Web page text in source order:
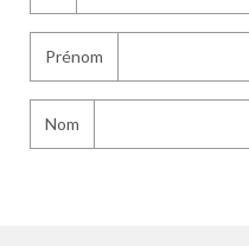
Prénom
Nom